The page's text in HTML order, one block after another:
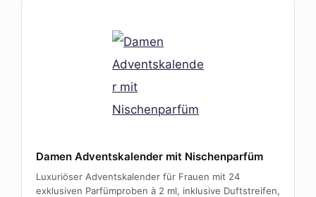
Damen Adventskalender mit Nischenparfüm
Luxuriöser Adventskalender für Frauen mit 24
exklusiven Parfümproben à 2 ml, inklusive Duftstreifen,